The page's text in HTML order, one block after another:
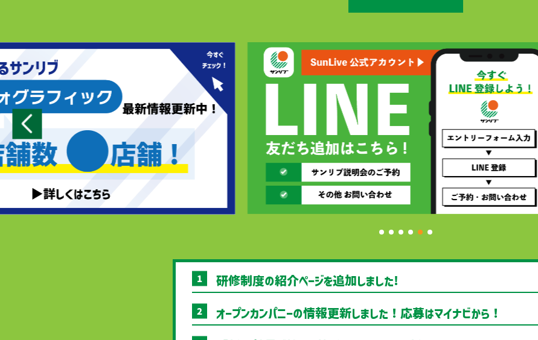
研修制度の紹介ページを追加しました!
オープンカンパニーの情報更新しました！応募はマイナビから！